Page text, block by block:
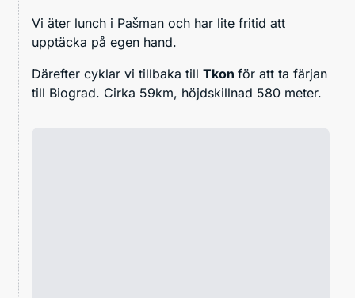
Vi äter lunch i Pašman och har lite fritid att
upptäcka på egen hand.
Därefter cyklar vi tillbaka till Tkon för att ta färjan
till Biograd. Cirka 59km, höjdskillnad 580 meter.